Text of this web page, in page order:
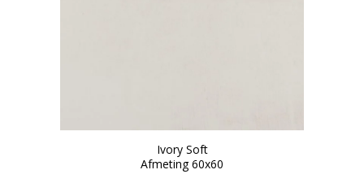
Ivory Soft
Afmeting 60x60